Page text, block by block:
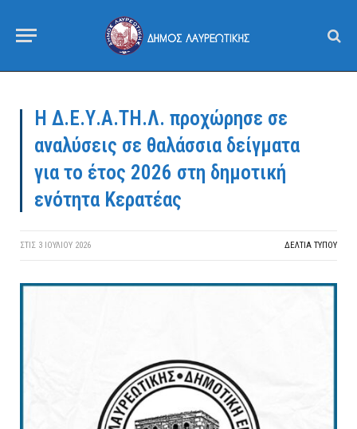
Η Δ.Ε.Υ.Α.ΤΗ.Λ. προχώρησε σε
αναλύσεις σε θαλάσσια δείγματα
για το έτος 2026 στη δημοτική
ενότητα Κερατέας
ΣΤΙΣ 3 ΙΟΥΛΊΟΥ 2026 ΔΕΛΤΙΑ ΤΥΠΟΥ